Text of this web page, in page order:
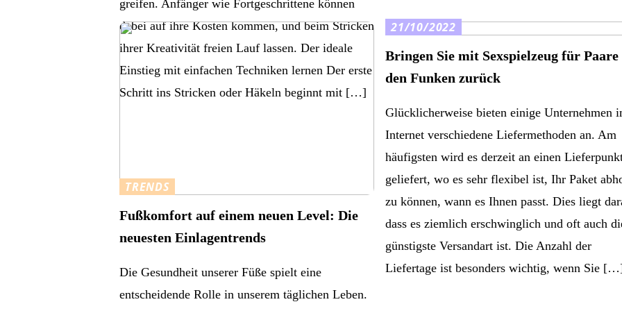
greifen. Anfänger wie Fortgeschrittene können
dabei auf ihre Kosten kommen, und beim Stricken
ihrer Kreativität freien Lauf lassen. Der ideale
Einstieg mit einfachen Techniken lernen Der erste
Schritt ins Stricken oder Häkeln beginnt mit […]
TRENDS
Fußkomfort auf einem neuen Level: Die
neuesten Einlagentrends
Die Gesundheit unserer Füße spielt eine
entscheidende Rolle in unserem täglichen Leben.
21/10/2022
Bringen Sie mit Sexspielzeug für Paare
den Funken zurück
Glücklicherweise bieten einige Unternehmen
Internet verschiedene Liefermethoden an. Am
häufigsten wird es derzeit an einen
geliefert, wo es sehr flexibel ist, Ihr Paket
zu können, wann es Ihnen passt. Dies liegt
dass es ziemlich erschwinglich und oft auch
günstigste Versandart ist. Die Anzahl der
Liefertage ist besonders wichtig, wenn Sie